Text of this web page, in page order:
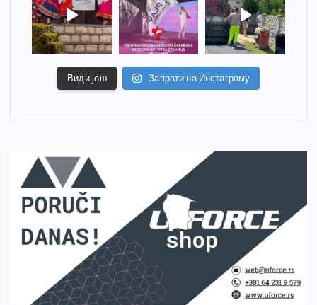
Види још Запрати на Инстаграму